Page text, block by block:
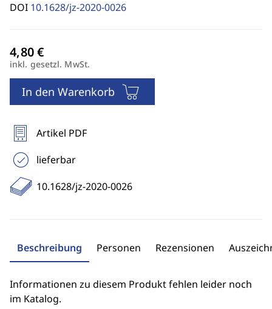
DOI 10.1628/jz-2020-0026
inkl. gesetzl. MwSt.
In den Warenkorb
Artikel PDF
lieferbar
10.1628/jz-2020-0026
Beschreibung Personen Rezensionen
Informationen zu diesem Produkt fehlen leider noch
im Katalog.